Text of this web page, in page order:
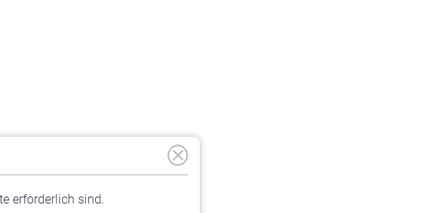
erforderlich sind.